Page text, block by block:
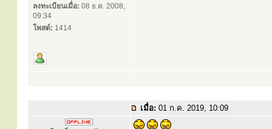
ลงทะเบียนเมื่อ: 08 ธ.ค. 2008,
09:34
โพสต์: 1414
เมื่อ: 01 ก.ค. 2019, 10:09